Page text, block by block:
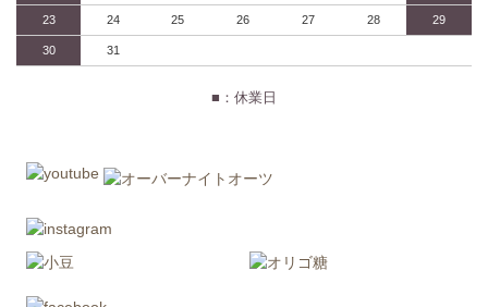
23 24 25 26 27 28 29
30 31
■：休業日